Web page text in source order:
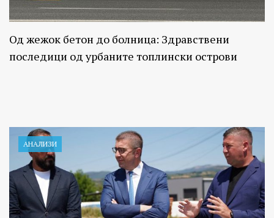
Од жежок бетон до болница: Здравствени
последици од урбаните топлински острови
АНАЛИЗИ